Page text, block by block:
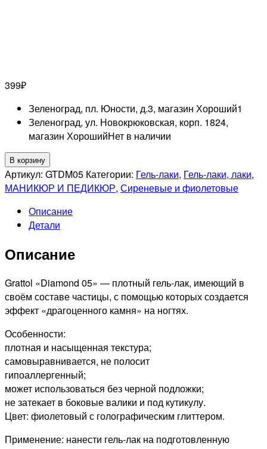
399₽
Зеленоград, пл. Юности, д.3, магазин Хороший1
Зеленоград, ул. Новокрюковская, корп. 1824,
магазин ХорошийНет в наличии
Количество
товара
GRATTOL
лак
Color
Polish
Diamond
05,
9мл
В корзину
Артикул: GTDM05 Категории: Гель-лаки, Гель-лаки, лаки,
МАНИКЮР И ПЕДИКЮР, Сиреневые и фиолетовые
Описание
Детали
Описание
Grattol «Diamond 05» — плотный гель-лак, имеющий в
своём составе частицы, с помощью которых создается
эффект «драгоценного камня» на ногтях.
Особенности:
плотная и насыщенная текстура;
самовыравнивается, не полосит
гипоаллергенный;
может использоваться без черной подложки;
не затекает в боковые валики и под кутикулу.
Цвет: фиолетовый с голографическим глиттером.
Применение: нанести гель-лак на подготовленную